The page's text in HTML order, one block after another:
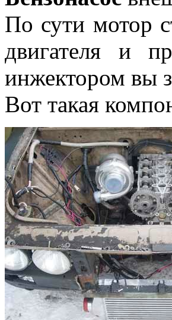
По сути мотор
двигателя и
инжектором вы
Вот такая